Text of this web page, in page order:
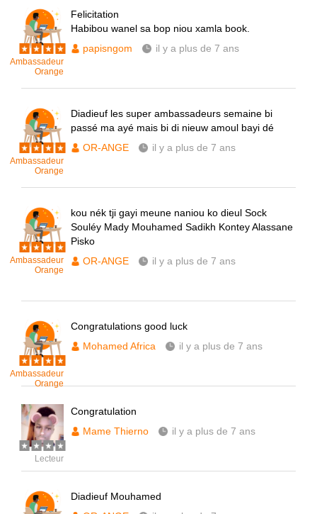
Ambassadeur
Orange
Felicitation
Habibou wanel sa bop niou xamla book.
papisngom
il y a plus de 7 ans
Ambassadeur
Orange
Diadieuf les super ambassadeurs semaine bi
passé ma ayé mais bi di nieuw amoul bayi dé
OR-ANGE
il y a plus de 7 ans
Ambassadeur
Orange
kou nék tji gayi meune naniou ko dieul Sock
Souléy Mady Mouhamed Sadikh Kontey Alassane
Pisko
OR-ANGE
il y a plus de 7 ans
Ambassadeur
Orange
Congratulations good luck
Mohamed Africa
il y a plus de 7 ans
Lecteur
Congratulation
Mame Thierno
il y a plus de 7 ans
Diadieuf Mouhamed